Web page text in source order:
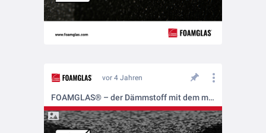
vor 4 Jahren
FOAMGLAS® – der Dämmstoff mit dem mehrfachen Schutz